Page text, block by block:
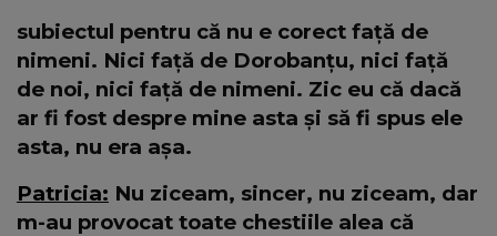
subiectul pentru că nu e corect față de
nimeni. Nici față de Dorobanțu, nici față
de noi, nici față de nimeni. Zic eu că dacă
ar fi fost despre mine asta și să fi spus ele
asta, nu era așa.
Patricia: Nu ziceam, sincer, nu ziceam, dar
m-au provocat toate chestiile alea că